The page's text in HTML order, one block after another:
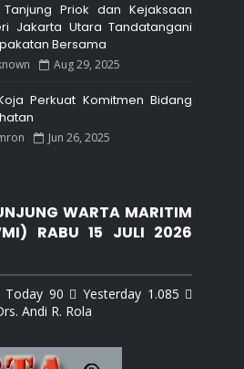
Tanjung Priok dan Kejaksaan
Jakarta Utara Tandatangani
Bersama
Aug 29, 2025
Perkuat Komitmen Bidang
Jun 26, 2025
WARTA MARITIM
RABU 15 JULI 2026
90  Yesterday 1.085 
Andi R. Rola